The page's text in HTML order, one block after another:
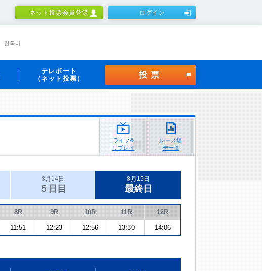
ネット投票会員登録 ログイン
한국어
テレボート
（ネット投票）
投票
ライブ&
リプレイ
レース場
データ
8月14日
５日目
8月15日
最終日
8R 9R 10R 11R 12R
11:51 12:23 12:56 13:30 14:06